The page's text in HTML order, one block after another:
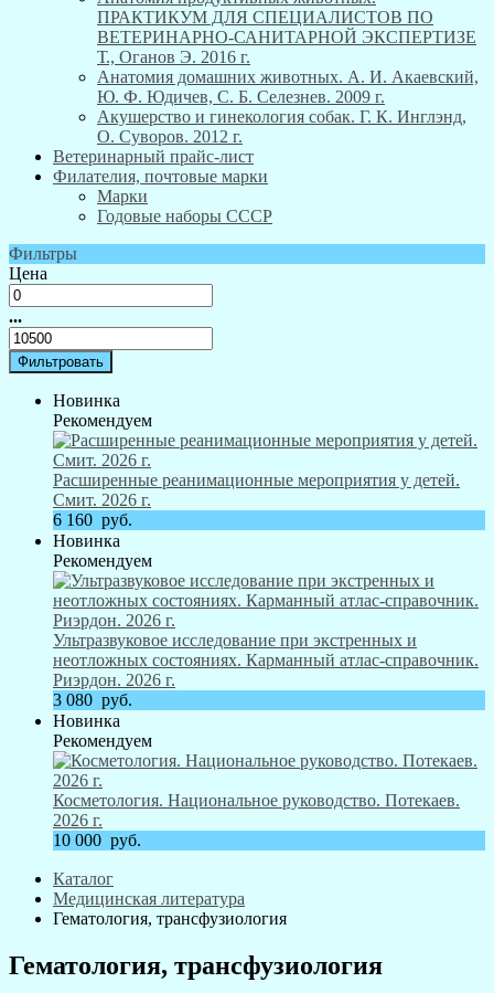
ПРАКТИКУМ ДЛЯ СПЕЦИАЛИСТОВ ПО
ВЕТЕРИНАРНО-САНИТАРНОЙ ЭКСПЕРТИЗЕ
Т., Оганов Э. 2016 г.
Анатомия домашних животных. А. И. Акаевский,
Ю. Ф. Юдичев, С. Б. Селезнев. 2009 г.
Акушерство и гинекология собак. Г. К. Инглэнд,
О. Суворов. 2012 г.
Ветеринарный прайс-лист
Филателия, почтовые марки
Марки
Годовые наборы СССР
Фильтры
Цена
...
Новинка
Рекомендуем
Расширенные реанимационные мероприятия у детей.
Смит. 2026 г.
6 160 руб.
Новинка
Рекомендуем
Ультразвуковое исследование при экстренных и
неотложных состояниях. Карманный атлас-справочник.
Риэрдон. 2026 г.
3 080 руб.
Новинка
Рекомендуем
Косметология. Национальное руководство. Потекаев.
2026 г.
10 000 руб.
Каталог
Медицинская литература
Гематология, трансфузиология
Гематология, трансфузиология